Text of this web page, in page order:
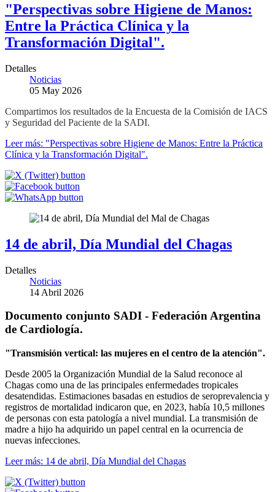
"Perspectivas sobre Higiene de Manos:
Entre la Práctica Clínica y la
Transformación Digital".
Detalles
Noticias
05 May 2026
Compartimos los resultados de la Encuesta de la Comisión de IACS
y Seguridad del Paciente de la SADI.
Leer más: "Perspectivas sobre Higiene de Manos: Entre la Práctica
Clínica y la Transformación Digital".
14 de abril, Día Mundial del Chagas
Detalles
Noticias
14 Abril 2026
Documento conjunto SADI - Federación Argentina
de Cardiología.
"Transmisión vertical: las mujeres en el centro de la atención".
Desde 2005 la Organización Mundial de la Salud reconoce al
Chagas como una de las principales enfermedades tropicales
desatendidas. Estimaciones basadas en estudios de seroprevalencia y
registros de mortalidad indicaron que, en 2023, había 10,5 millones
de personas con esta patología a nivel mundial. La transmisión de
madre a hijo ha adquirido un papel central en la ocurrencia de
nuevas infecciones.
Leer más: 14 de abril, Día Mundial del Chagas